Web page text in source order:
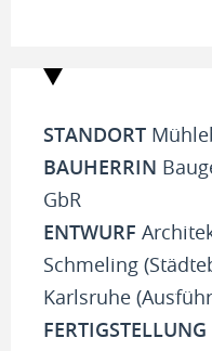
STANDORT
BAUHERRIN
GbR
ENTWURF
Schmeling
Karlsruhe
FERTIGSTELLUNG